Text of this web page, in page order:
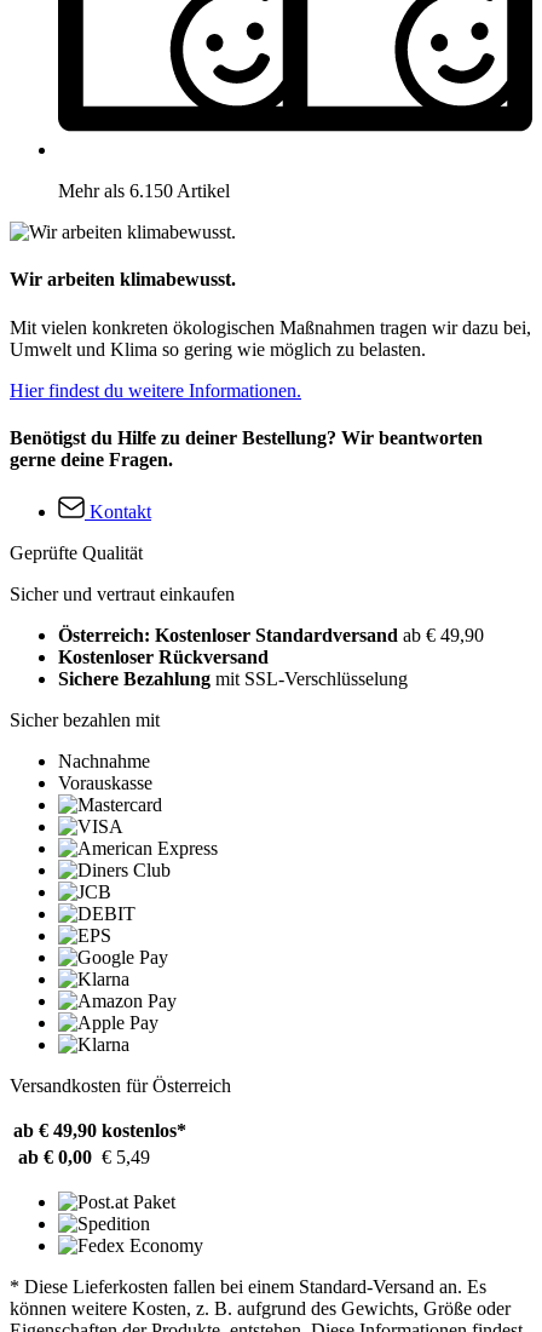
Mehr als 6.150 Artikel
Wir arbeiten klimabewusst.
Mit vielen konkreten ökologischen Maßnahmen tragen wir dazu bei,
Umwelt und Klima so gering wie möglich zu belasten.
Hier findest du weitere Informationen.
Benötigst du Hilfe zu deiner Bestellung? Wir beantworten
gerne deine Fragen.
Kontakt
Geprüfte Qualität
Sicher und vertraut einkaufen
Österreich: Kostenloser Standardversand ab € 49,90
Kostenloser Rückversand
Sichere Bezahlung mit SSL-Verschlüsselung
Sicher bezahlen mit
Nachnahme
Vorauskasse
Versandkosten für Österreich
ab € 49,90 kostenlos*
ab € 0,00 € 5,49
* Diese Lieferkosten fallen bei einem Standard-Versand an. Es
können weitere Kosten, z. B. aufgrund des Gewichts, Größe oder